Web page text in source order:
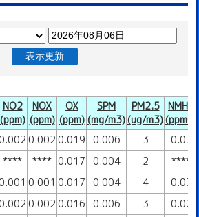
表示更新
NO2
(ppm)
NOX
(ppm)
OX
(ppm)
SPM
(mg/m3)
PM2.5
(ug/m3)
NMHC
(ppmC)
0.002 0.019 0.006 3
0.03
**** **** 0.017 0.004 2
****
0.001 0.017 0.004 4
0.03
0.002 0.016 0.006 3
0.02